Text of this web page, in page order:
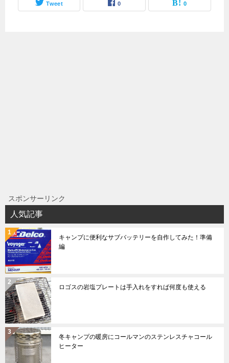
Tweet 0 0
スポンサーリンク
人気記事
キャンプに便利なサブバッテリーを自作してみた！準備
編
ロゴスの岩塩プレートは手入れをすれば何度も使える
冬キャンプの暖房にコールマンのステンレスチャコール
ヒーター